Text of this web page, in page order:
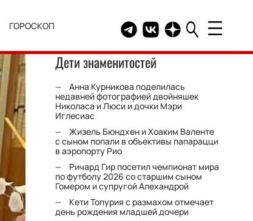
ГОРОСКОП Telegram канал HELLO
Группа HELLO
Канал HELLO в
Дети знаменитостей
Анна Курникова поделилась
недавней фотографией двойняшек
Николаса и Люси и дочки Мэри
Иглесиас
Жизель Бюндхен и Хоаким Валенте
с сыном попали в объективы папарацци
в аэропорту Рио
Ричард Гир посетил чемпионат мира
по футболу 2026 со старшим сыном
Гомером и супругой Алехандрой
Кети Топурия с размахом отмечает
день рождения младшей дочери